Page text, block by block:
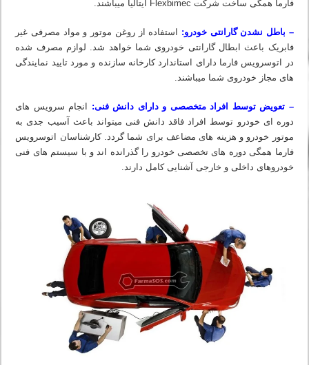
فارما همگی ساخت شرکت Flexbimec ایتالیا میباشند.
– باطل نشدن گارانتی خودرو: استفاده از روغن موتور و مواد مصرفی غیر
فابریک باعث ابطال گارانتی خودروی شما خواهد شد. لوازم مصرف شده
در اتوسرویس فارما دارای استاندارد کارخانه سازنده و مورد تایید نمایندگی
های مجاز خودروی شما میباشند.
– تعویض توسط افراد متخصصی و دارای دانش فنی: انجام سرویس های
دوره ای خودرو توسط افراد فاقد دانش فنی میتواند باعث آسیب جدی به
موتور خودرو و هزینه های مضاعف برای شما گردد. کارشناسان اتوسرویس
فارما همگی دوره های تخصصی خودرو را گذرانده اند و با سیستم های فنی
خودروهای داخلی و خارجی آشنایی کامل دارند.